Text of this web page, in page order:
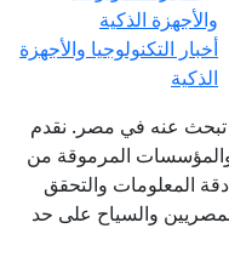
والأجهزة
مصر. نقدم
المرموقة من
والتحقق
على حد